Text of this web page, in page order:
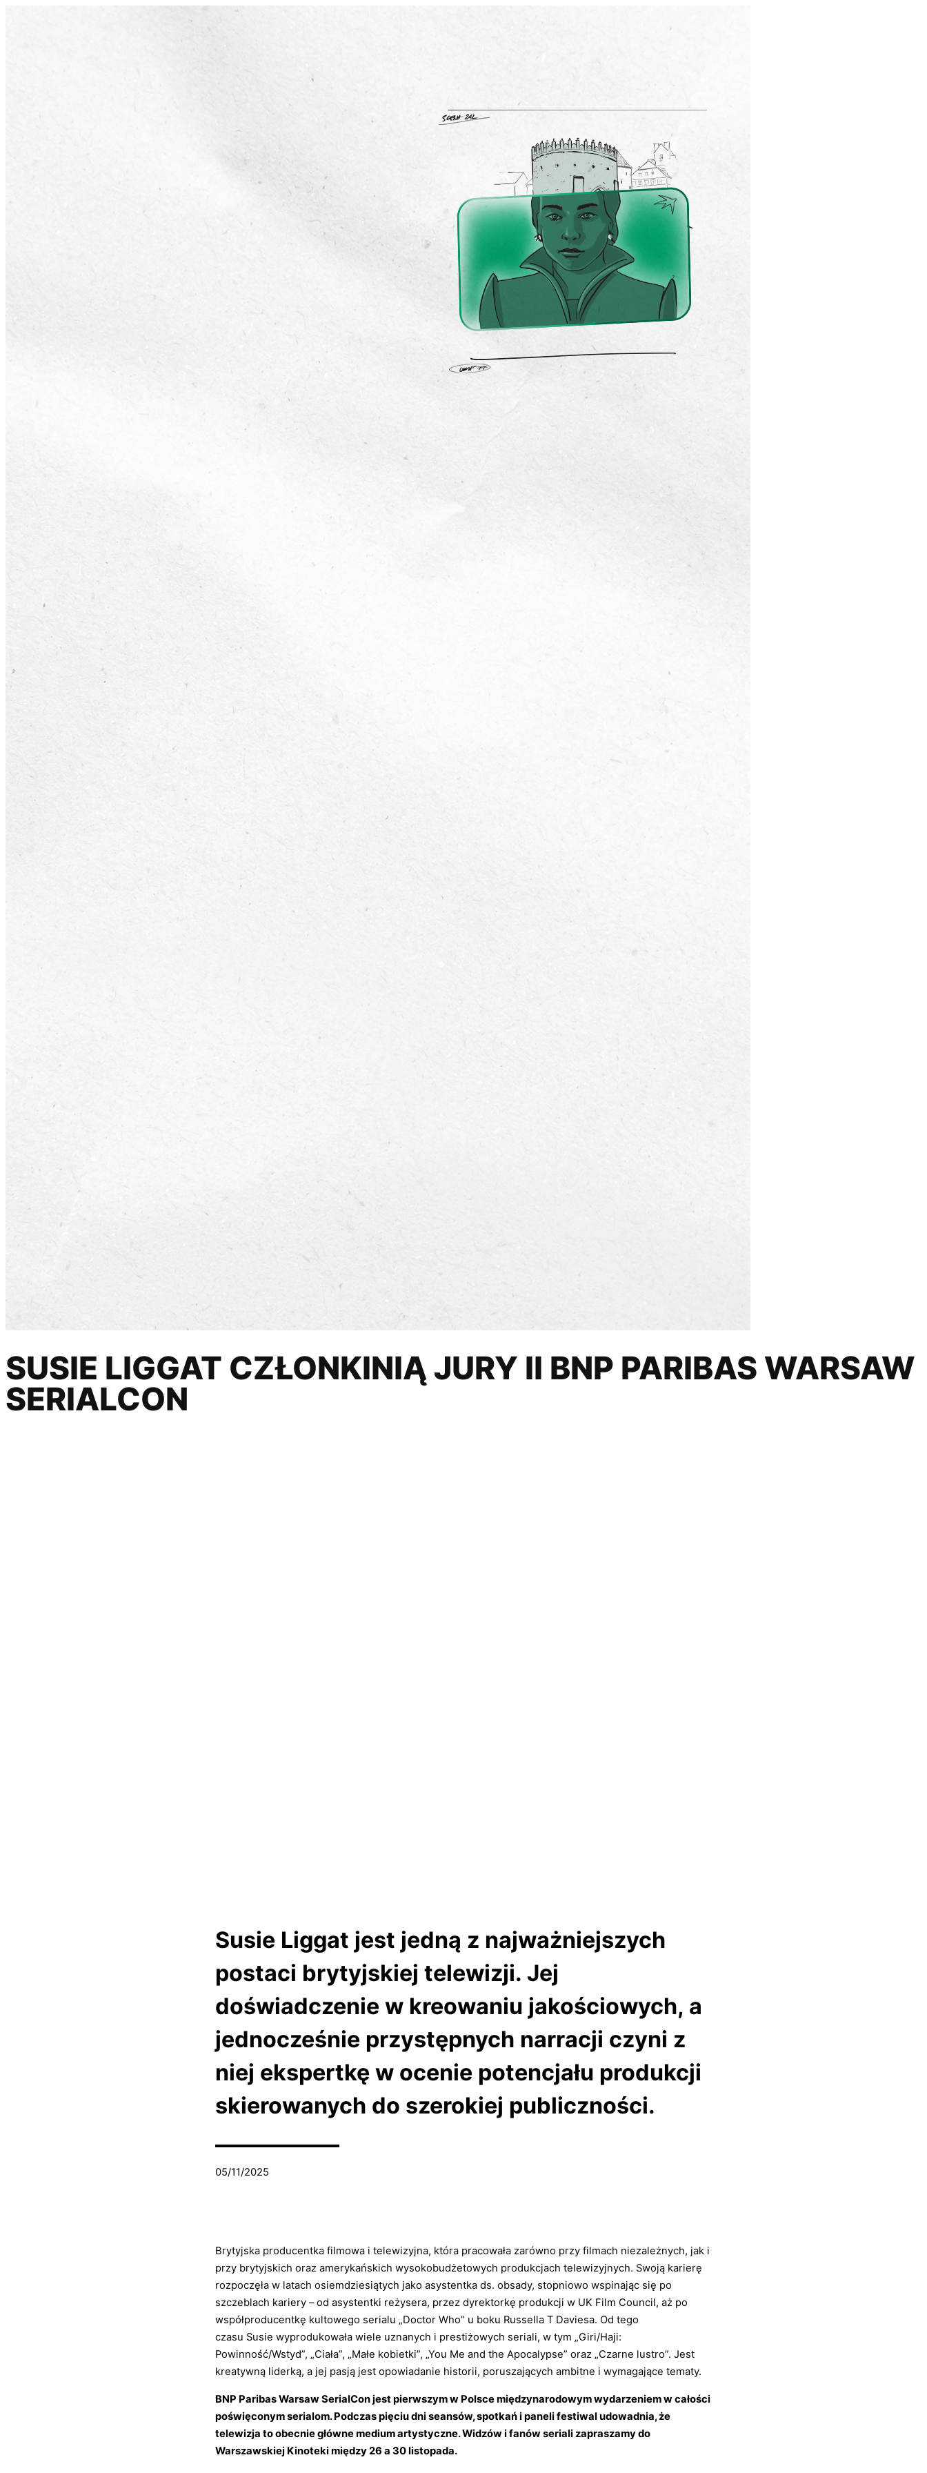
SUSIE LIGGAT CZŁONKINIĄ JURY II BNP PARIBAS WARSAW
SERIALCON
Susie Liggat jest jedną z najważniejszych
postaci brytyjskiej telewizji. Jej
doświadczenie w kreowaniu jakościowych, a
jednocześnie przystępnych narracji czyni z
niej ekspertkę w ocenie potencjału produkcji
skierowanych do szerokiej publiczności.
05/11/2025
Brytyjska producentka filmowa i telewizyjna, która pracowała zarówno przy filmach niezależnych, jak i
przy brytyjskich oraz amerykańskich wysokobudżetowych produkcjach telewizyjnych. Swoją karierę
rozpoczęła w latach osiemdziesiątych jako asystentka ds. obsady, stopniowo wspinając się po
szczeblach kariery – od asystentki reżysera, przez dyrektorkę produkcji w UK Film Council, aż po
współproducentkę kultowego serialu „Doctor Who” u boku Russella T Daviesa. Od tego
czasu Susie wyprodukowała wiele uznanych i prestiżowych seriali, w tym „Giri/Haji:
Powinność/Wstyd”, „Ciała”, „Małe kobietki”, „You Me and the Apocalypse” oraz „Czarne lustro”. Jest
kreatywną liderką, a jej pasją jest opowiadanie historii, poruszających ambitne i wymagające tematy.
BNP Paribas Warsaw SerialCon jest pierwszym w Polsce międzynarodowym wydarzeniem w całości
poświęconym serialom. Podczas pięciu dni seansów, spotkań i paneli festiwal udowadnia, że
telewizja to obecnie główne medium artystyczne. Widzów i fanów seriali zapraszamy do
Warszawskiej Kinoteki między 26 a 30 listopada.